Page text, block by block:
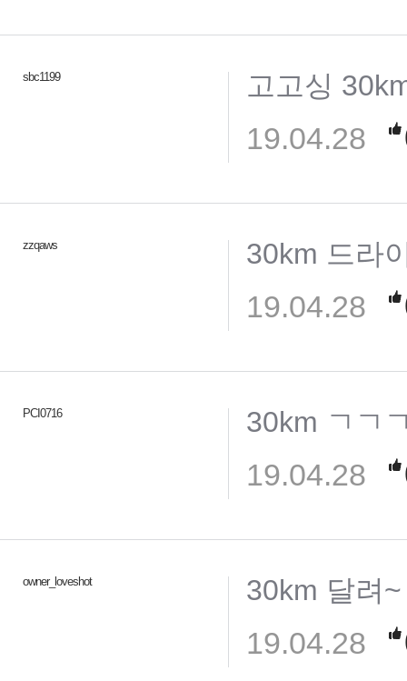
sbc1199 고고싱
19.04.28
zzqaws 30km 드라
19.04.28
PCI0716 30km ㄱㄱ
19.04.28
owner_loveshot 30km 달려~
19.04.28